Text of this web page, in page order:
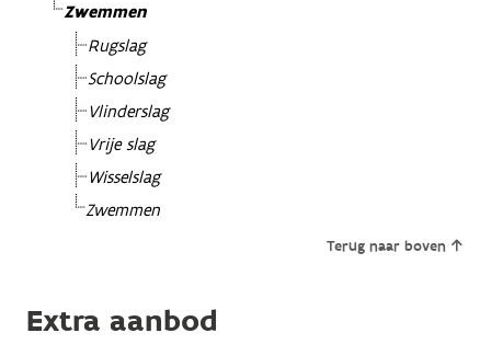
Zwemmen
Rugslag
Schoolslag
Vlinderslag
Vrije slag
Wisselslag
Zwemmen
Terug naar boven
Extra aanbod